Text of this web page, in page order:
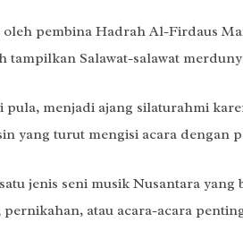
pembina Hadrah Al-Firdaus
tampilkan Salawat-salawat
pula, menjadi ajang silaturahmi
yang turut mengisi acara dengan
jenis seni musik Nusantara
pernikahan, atau acara-acara